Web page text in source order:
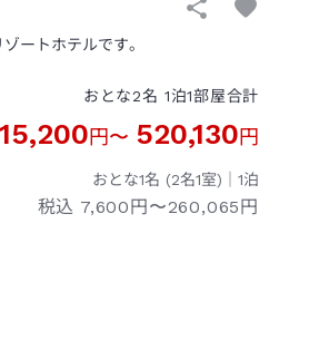
ートホテルです。
おとな2名 1泊1部屋合計
15,200円〜 520,130円
おとな1名 (2名1室)｜ 1泊
税込 7,600円〜260,065円